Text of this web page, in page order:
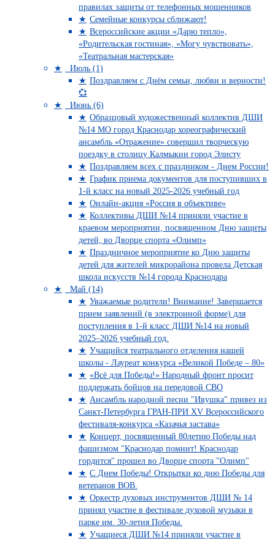
правилах защиты от телефонных мошенников
Семейные конкурсы сближают!
Всероссийские акции «Дарю тепло»,
«Родительская гостиная», «Могу чувствовать»,
«Театральная мастерская»
Июль (1)
Поздравляем с Днём семьи, любви и верности!
💞
Июнь (6)
Образцовый художественный коллектив ДШИ
№14 МО город Краснодар хореографический
ансамбль «Отражение» совершил творческую
поездку в столицу Калмыкии город Элисту
Поздравляем всех с праздником - Днем России!
График приема документов для поступивших в
1-й класс на новый 2025-2026 учебный год
Онлайн-акция «Россия в объективе»
Коллективы ДШИ №14 приняли участие в
краевом мероприятии, посвященном Дню защиты
детей, во Дворце спорта «Олимп»
Праздничное мероприятие ко Дню защиты
детей для жителей микрорайона провела Детская
школа искусств №14 города Краснодара
Май (14)
Уважаемые родители! Внимание! Завершается
прием заявлений (в электронной форме) для
поступления в 1-й класс ДШИ №14 на новый
2025–2026 учебный год.
Учащийся театрального отделения нашей
школы - Лауреат конкурса «Великой Победе – 80»
«Всё для Победы!» Народный фронт просит
поддержать бойцов на передовой СВО
Ансамбль народной песни "Ивушка" привез из
Санкт-Петербурга ГРАН-ПРИ XV Всероссийского
фестиваля-конкурса «Казачья застава»
Концерт, посвященный 80летию Победы над
фашизмом "Краснодар помнит! Краснодар
гордится" прошел во Дворце спорта "Олимп"
С Днем Победы! Открытки ко дню Победы для
ветеранов ВОВ.
Оркестр духовых инструментов ДШИ № 14
принял участие в фестивале духовой музыки в
парке им. 30-летия Победы.
Учащиеся ДШИ №14 приняли участие в